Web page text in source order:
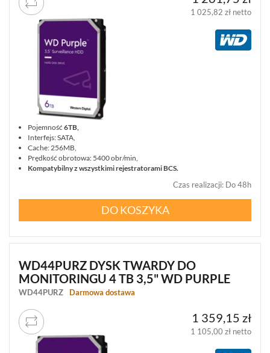
1 025,82 zł netto
Pojemność 6TB,
Interfejs: SATA,
Cache: 256MB,
Prędkość obrotowa: 5400 obr/min,
Kompatybilny z wszystkimi rejestratorami BCS.
Czas realizacji: Do 48h
DO KOSZYKA
WD44PURZ DYSK TWARDY DO
MONITORINGU 4 TB 3,5" WD PURPLE
WD44PURZ Darmowa dostawa
1 359,15 zł
1 105,00 zł netto